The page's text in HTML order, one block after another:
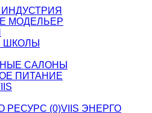
ИНДУСТРИЯ
МОДЕЛЬЕР
ШКОЛЫ
САЛОНЫ
ПИТАНИЕ
VIIS ЭНЕРГО